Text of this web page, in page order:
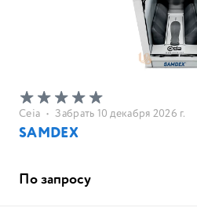
Ceia • Забрать 10 декабря 2026 г.
SAMDEX
По запросу